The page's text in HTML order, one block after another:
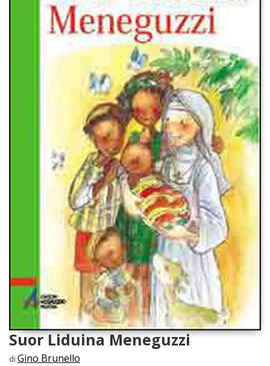
Suor Liduina Meneguzzi
di Gino Brunello